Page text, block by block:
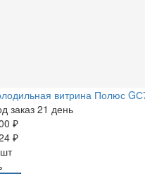
витрина Полюс
заказ 21 день
₽
₽